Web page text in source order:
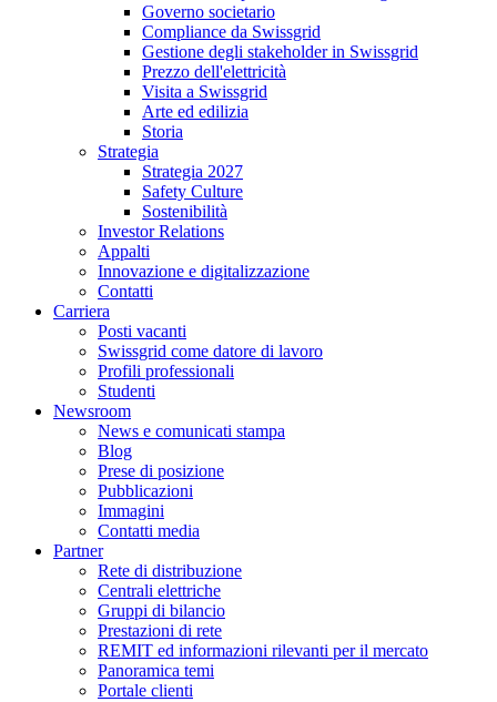
Governo societario
Compliance da Swissgrid
Gestione degli stakeholder in Swissgrid
Prezzo dell'elettricità
Visita a Swissgrid
Arte ed edilizia
Storia
Strategia
Strategia 2027
Safety Culture
Sostenibilità
Investor Relations
Appalti
Innovazione e digitalizzazione
Contatti
Carriera
Posti vacanti
Swissgrid come datore di lavoro
Profili professionali
Studenti
Newsroom
News e comunicati stampa
Blog
Prese di posizione
Pubblicazioni
Immagini
Contatti media
Partner
Rete di distribuzione
Centrali elettriche
Gruppi di bilancio
Prestazioni di rete
REMIT ed informazioni rilevanti per il mercato
Panoramica temi
Portale clienti